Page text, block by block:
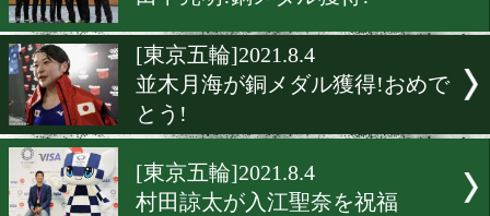
[東京五輪]2021.8.5
田中亮明!銅メダル獲得!
[東京五輪]2021.8.4